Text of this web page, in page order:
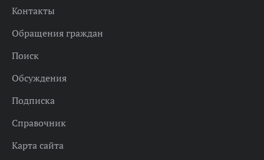
Контакты
Обращения граждан
Поиск
Обсуждения
Подписка
Справочник
Карта сайта